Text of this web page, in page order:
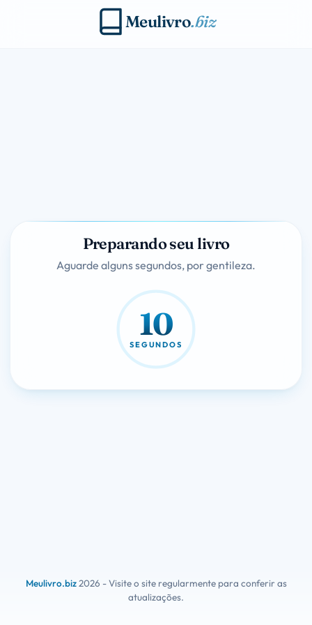
Meulivro.biz
10
SEGUNDOS
Preparando seu livro
Aguarde alguns segundos, por gentileza.
Meulivro.biz2026 - Visite o site regularmente para conferir as
atualizações.